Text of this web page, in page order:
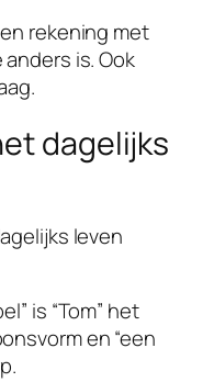
rekening met
is. Ook
dagelijks
leven
is “Tom” het
en “een